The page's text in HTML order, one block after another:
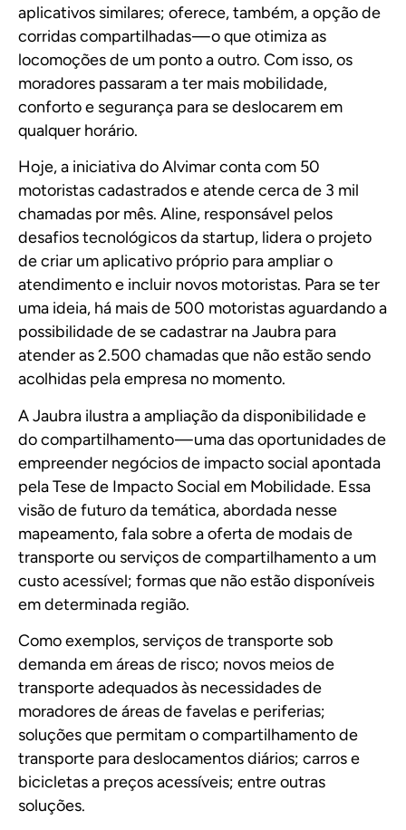
aplicativos similares; oferece, também, a opção de
corridas compartilhadas — o que otimiza as
locomoções de um ponto a outro. Com isso, os
moradores passaram a ter mais mobilidade,
conforto e segurança para se deslocarem em
qualquer horário.
Hoje, a iniciativa do Alvimar conta com 50
motoristas cadastrados e atende cerca de 3 mil
chamadas por mês. Aline, responsável pelos
desafios tecnológicos da startup, lidera o projeto
de criar um aplicativo próprio para ampliar o
atendimento e incluir novos motoristas. Para se ter
uma ideia, há mais de 500 motoristas aguardando a
possibilidade de se cadastrar na Jaubra para
atender as 2.500 chamadas que não estão sendo
acolhidas pela empresa no momento.
A Jaubra ilustra a ampliação da disponibilidade e
do compartilhamento — uma das oportunidades de
empreender negócios de impacto social apontada
pela Tese de Impacto Social em Mobilidade. Essa
visão de futuro da temática, abordada nesse
mapeamento, fala sobre a oferta de modais de
transporte ou serviços de compartilhamento a um
custo acessível; formas que não estão disponíveis
em determinada região.
Como exemplos, serviços de transporte sob
demanda em áreas de risco; novos meios de
transporte adequados às necessidades de
moradores de áreas de favelas e periferias;
soluções que permitam o compartilhamento de
transporte para deslocamentos diários; carros e
bicicletas a preços acessíveis; entre outras
soluções.